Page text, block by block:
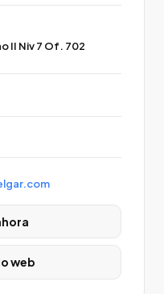
II Niv 7 Of. 702
web